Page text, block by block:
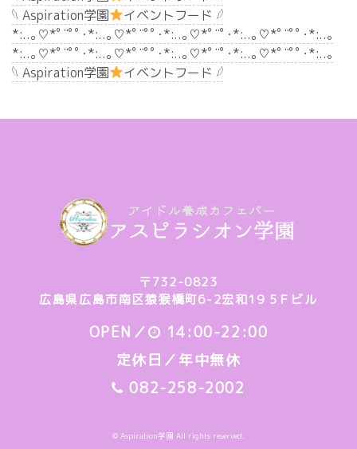
𓆩 Aspiration学園
イベントフード 𓆪
*:..｡♡*ﾟ¨ﾟﾟ･*:..｡♡*ﾟ¨ﾟﾟ･*:..｡♡*ﾟ¨ﾟ･*:..｡♡*ﾟ¨ﾟﾟ･*:..｡
*:..｡♡*ﾟ¨ﾟﾟ･*:..｡♡*ﾟ¨ﾟﾟ･*:..｡♡*ﾟ¨ﾟ･*:..｡♡*ﾟ¨ﾟﾟ･*:..｡
𓆩 Aspiration学園
イベントフード 𓆪
〒732-0823
広島県広島市南区猿猴橋町6-2宏和19 5Ｆビル
OPEN／
14:00-22:00
定休日／年中無休
082-258-2002
© Aspiration学園 All rights reserved.